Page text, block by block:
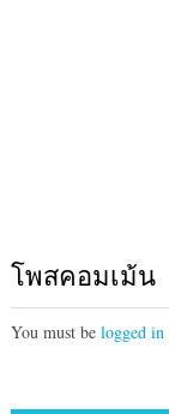
โพสคอมเม้น
You must be logged in